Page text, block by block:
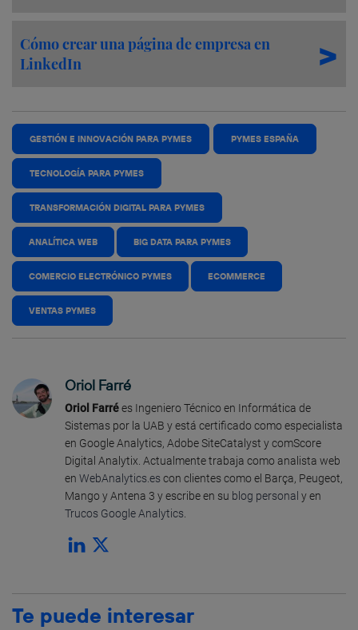
Cómo crear una página de empresa en
LinkedIn
GESTIÓN E INNOVACIÓN PARA PYMES PYMES ESPAÑA
TECNOLOGÍA PARA PYMES
TRANSFORMACIÓN DIGITAL PARA PYMES
ANALÍTICA WEB BIG DATA PARA PYMES
COMERCIO ELECTRÓNICO PYMES ECOMMERCE
VENTAS PYMES
Oriol Farré
Oriol Farrées Ingeniero Técnico en Informática de
Sistemas por la UAB y está certificado como especialista
en Google Analytics, Adobe SiteCatalyst y comScore
Digital Analytix. Actualmente trabaja como analista web
en WebAnalytics.escon clientes como el Barça, Peugeot,
Mango y Antena 3 y escribe en su blog personal y en
Trucos Google Analytics
Te puede interesar